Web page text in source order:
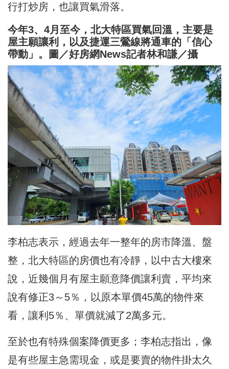
行打炒房，也讓買氣滑落。
今年3、4月至今，北大特區買氣回溫，主要是
屋主願讓利，以及捷運三鶯線將通車的「信心
帶動」。圖／好房網News記者林和謙／攝
李柏志表示，經過去年一整年的房市降溫、盤
整，北大特區的房價也有冷靜，以中古大樓來
說，近幾個月有屋主願意降價讓利賣，平均來
說有修正3～5％，以原本單價45萬的物件來
看，讓利5％、單價就減了2萬多元。
至於也有特殊個案降價更多；李柏志指出，像
是有些屋主急需現金，或是要賣的物件掛太久